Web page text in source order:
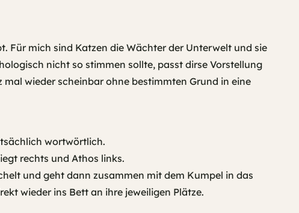
Für mich sind Katzen die Wächter der Unterwelt und sie
nicht so stimmen sollte, passt dirse Vorstellung
wieder scheinbar ohne bestimmten Grund in eine
wortwörtlich.
rechts und Athos links.
und geht dann zusammen mit dem Kumpel in das
wieder ins Bett an ihre jeweiligen Plätze.